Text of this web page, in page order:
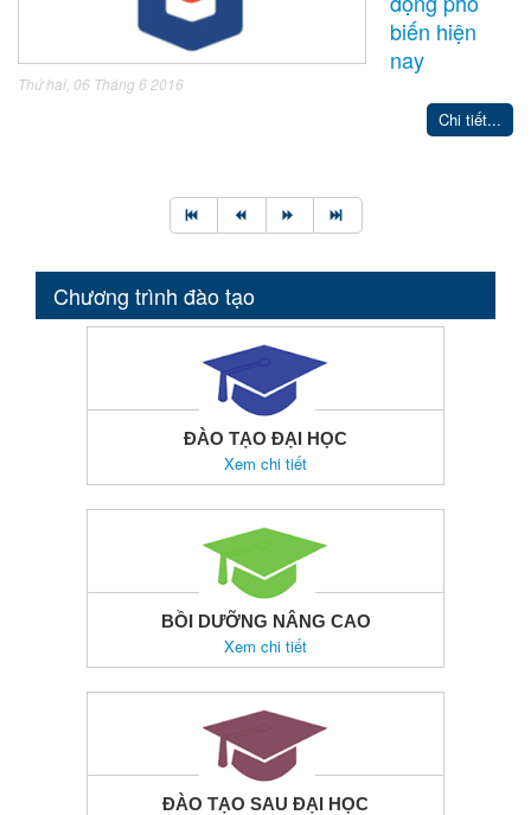
biến hiện
nay
Thứ hai, 06 Tháng 6 2016
Chi tiết...
Chương trình đào tạo
ĐÀO TẠO ĐẠI HỌC
Xem chi tiết
BỒI DƯỠNG NÂNG CAO
Xem chi tiết
ĐÀO TẠO SAU ĐẠI HỌC